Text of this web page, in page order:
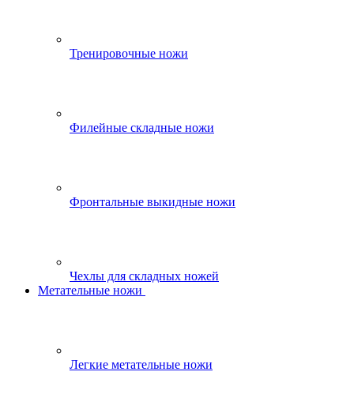
Тренировочные ножи
Филейные складные ножи
Фронтальные выкидные ножи
Чехлы для складных ножей
Метательные ножи
Легкие метательные ножи